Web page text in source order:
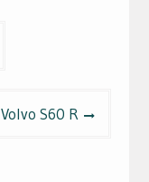
Volvo S60 R